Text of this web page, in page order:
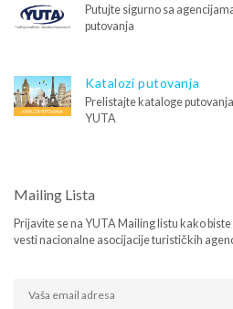
Putujte sigurno sa
putovanja
Katalozi putovanja
Prelistajte kataloge
YUTA
Mailing Lista
Prijavite se na YUTA Mailing listu kako
vesti nacionalne asocijacije turističkih